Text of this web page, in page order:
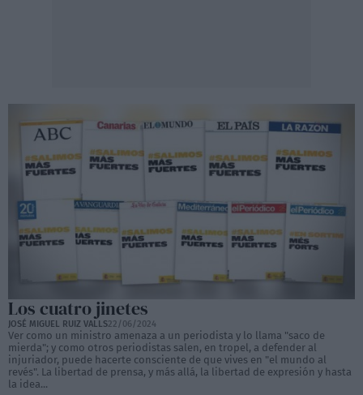
Los cuatro jinetes
JOSÉ MIGUEL RUIZ VALLS22/06/2024
Ver como un ministro amenaza a un periodista y lo llama "saco de
mierda"; y como otros periodistas salen, en tropel, a defender al
injuriador, puede hacerte consciente de que vives en "el mundo al
revés". La libertad de prensa, y más allá, la libertad de expresión y hasta
la idea...